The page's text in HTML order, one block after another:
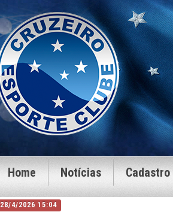
Home Notícias Cadastro
28/4/2026 15:04